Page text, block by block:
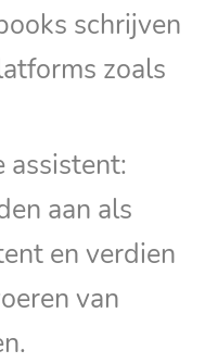
schrijven
zoals
assistent:
aan als
en verdien
van